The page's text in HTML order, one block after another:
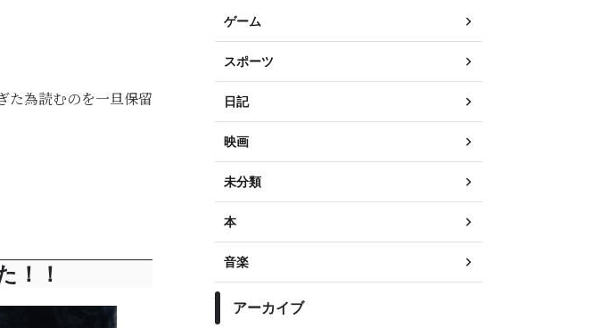
た為読むのを一旦保留
！！
ゲーム
スポーツ
日記
映画
未分類
本
音楽
アーカイブ